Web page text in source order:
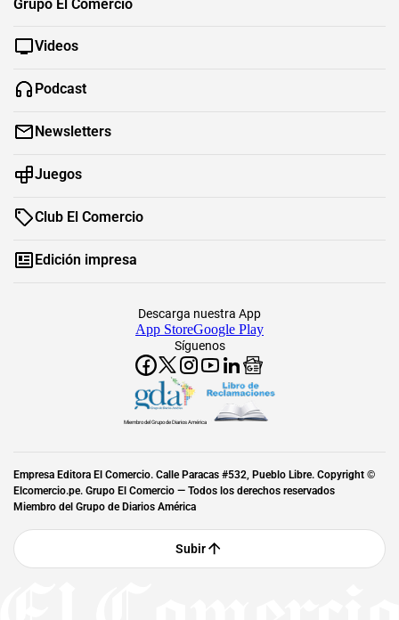
Grupo El Comercio
Videos
Podcast
Newsletters
Juegos
Club El Comercio
Edición impresa
Síguenos
Descarga nuestra App
App StoreGoogle Play
Miembro del Grupo de Diarios América
Empresa Editora El Comercio. Calle Paracas #532, Pueblo Libre. Copyright ©
Elcomercio.pe. Grupo El Comercio — Todos los derechos reservados
Miembro del Grupo de Diarios América
Subir